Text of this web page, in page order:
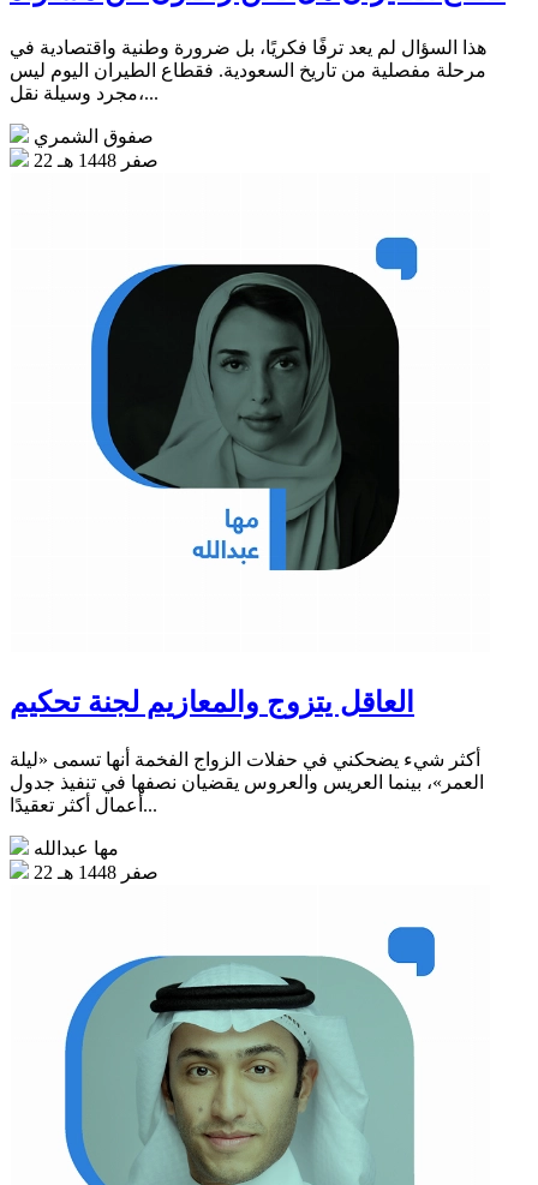
هذا السؤال لم يعد ترفًا فكريًا، بل ضرورة وطنية واقتصادية في
مرحلة مفصلية من تاريخ السعودية. فقطاع الطيران اليوم ليس
مجرد وسيلة نقل،...
صفوق الشمري
22 صفر 1448 هـ
العاقل يتزوج والمعازيم لجنة تحكيم
أكثر شيء يضحكني في حفلات الزواج الفخمة أنها تسمى «ليلة
العمر»، بينما العريس والعروس يقضيان نصفها في تنفيذ جدول
أعمال أكثر تعقيدًا...
مها عبدالله
22 صفر 1448 هـ